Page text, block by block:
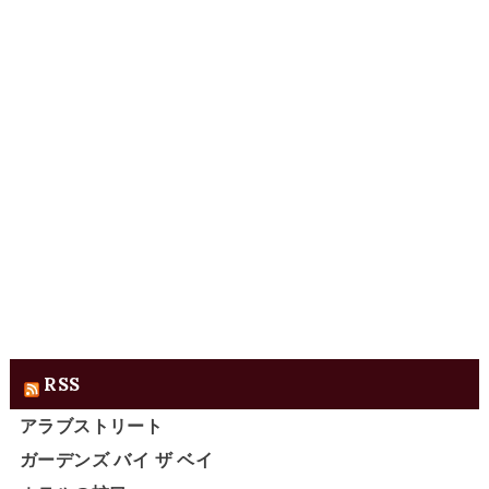
RSS
アラブストリート
ガーデンズ バイ ザ ベイ